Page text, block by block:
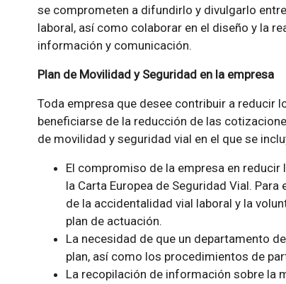
se comprometen a difundirlo y divulgarlo
laboral, así como colaborar en el diseño y la
información y comunicación.
Plan de Movilidad y Seguridad en la empresa
Toda empresa que desee contribuir a reducir
beneficiarse de la reducción de las
de movilidad y seguridad vial en el que se
El compromiso de la empresa en
la Carta Europea de Seguridad Vial.
de la accidentalidad vial laboral y la
plan de actuación.
La necesidad de que un departamento
plan, así como los procedimientos de
La recopilación de información sobre la